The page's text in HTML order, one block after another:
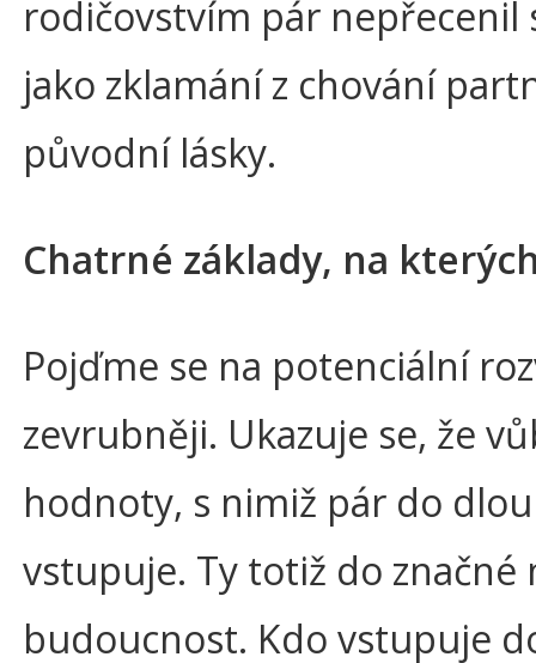
rodičovstvím pár nepřecenil
jako zklamání z chování
původní lásky.
Chatrné základy, na
Pojďme se na potenciální
zevrubněji. Ukazuje se, že
hodnoty, s nimiž pár do
vstupuje. Ty totiž do značné
budoucnost. Kdo vstupuje